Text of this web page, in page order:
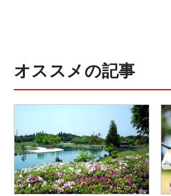
オススメの記事